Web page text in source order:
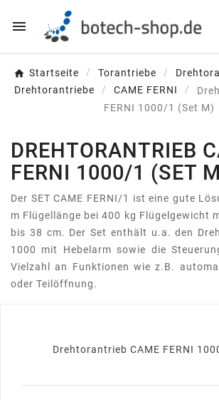

Startseite Torantriebe
Drehtorantriebe
CAME FERNI
FERNI 1000/1 (Set M)
DREHTORANTRIEB
FERNI 1000/1 (SET
Der SET CAME FERNI/1 ist eine gute
m Flügellänge bei 400 kg Flügelgewicht
bis 38 cm. Der Set enthält u.a. den
1000 mit Hebelarm sowie die
Vielzahl an Funktionen wie z.B.
oder Teilöffnung.
Drehtorantrieb CAME FERNI